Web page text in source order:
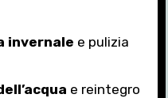
invernale e pulizia
e reintegro